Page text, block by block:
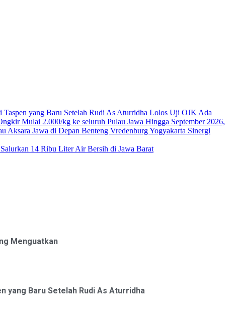
Ada
Hingga September 2026,
Sinergi
14 Ribu Liter Air Bersih di Jawa Barat
Menguatkan
yang Baru Setelah Rudi As Aturridha